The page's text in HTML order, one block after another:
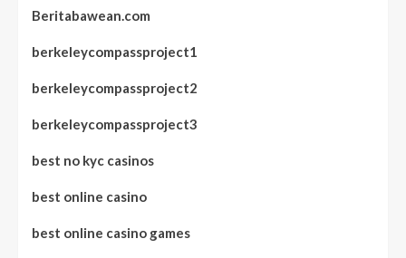
Beritabawean.com
berkeleycompassproject1
berkeleycompassproject2
berkeleycompassproject3
best no kyc casinos
best online casino
best online casino games